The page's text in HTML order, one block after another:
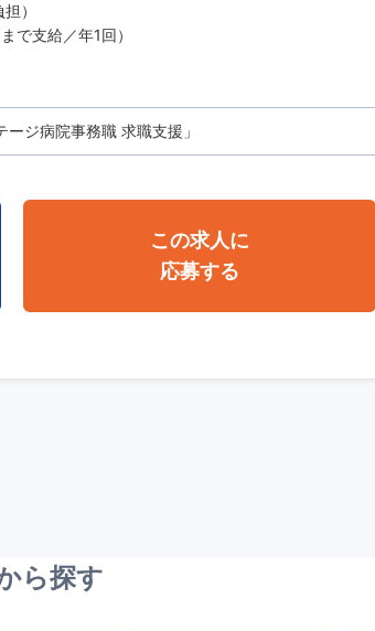
）
で支給／年1回）
ジ病院事務職 求職支援」
この求人に
応募する
ら探す